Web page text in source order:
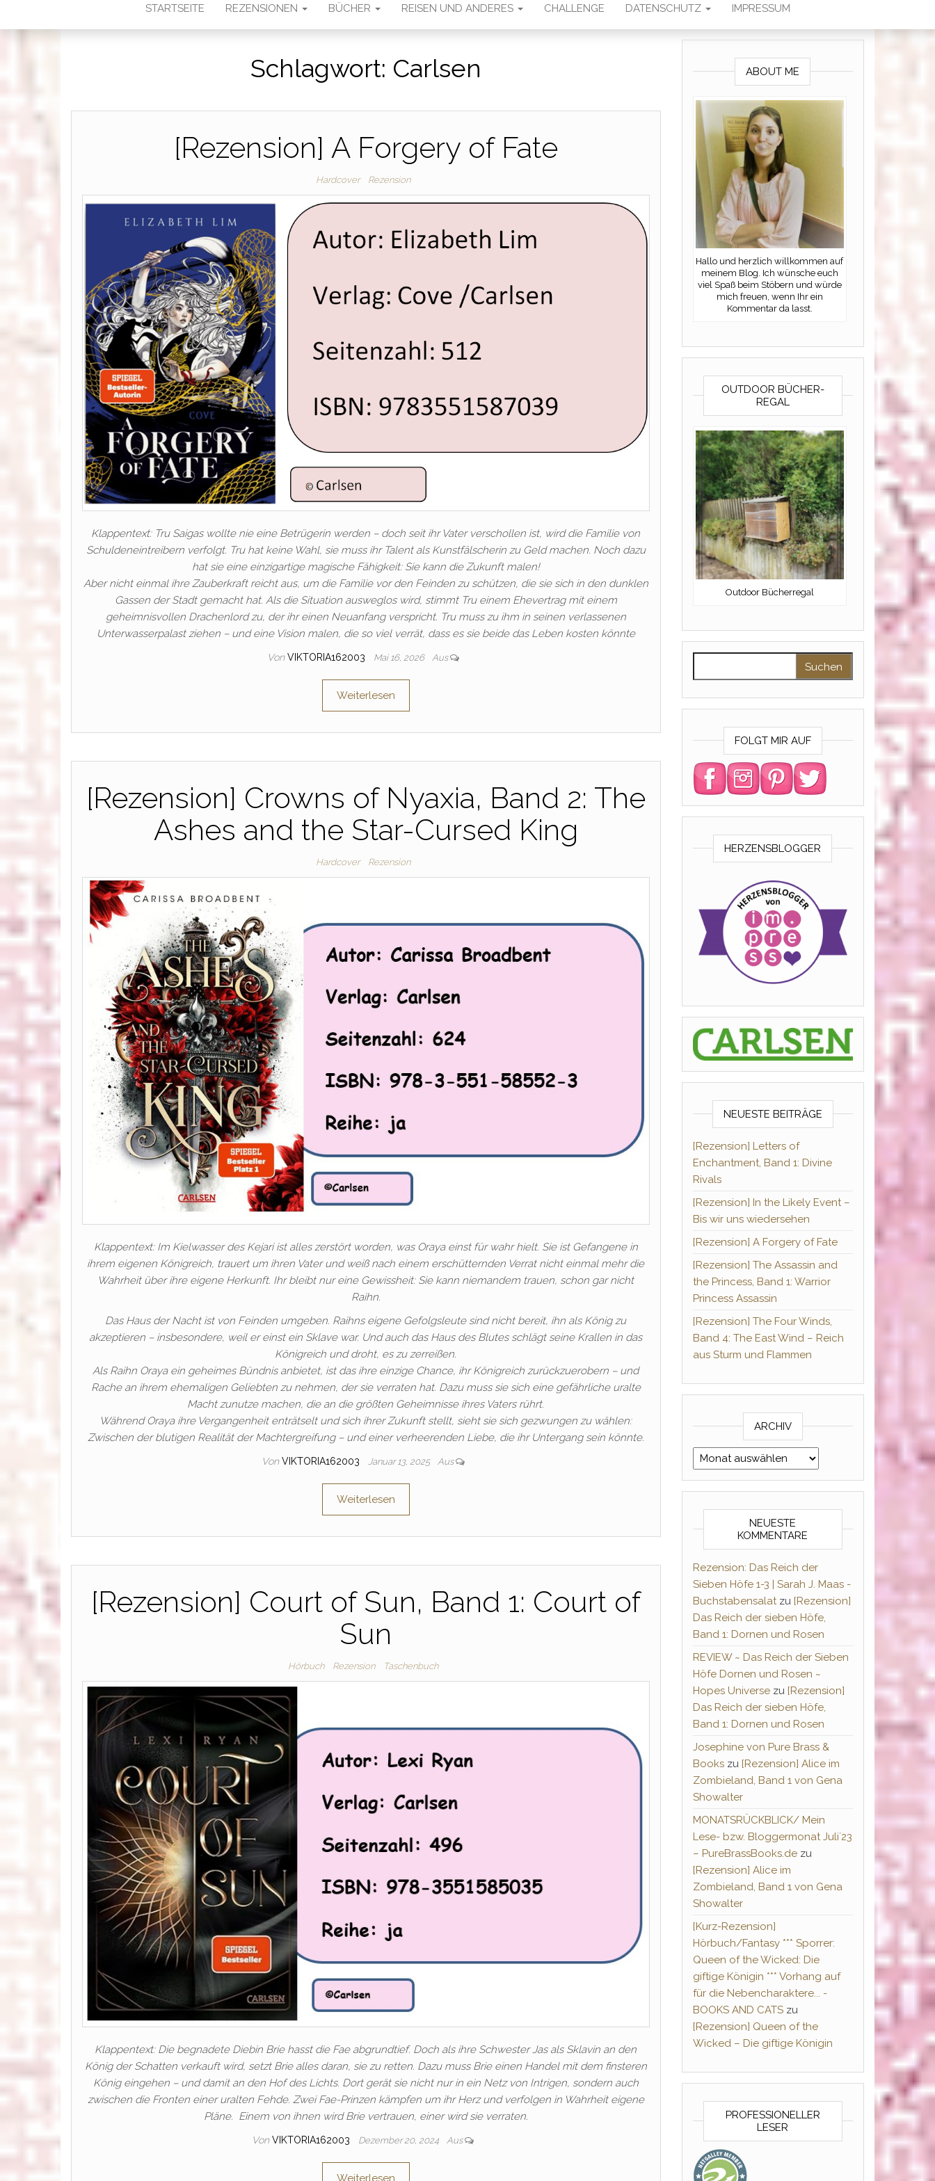
STARTSEITE REZENSIONEN BÜCHER REISEN UND ANDERES CHALLENGE DATENSCHUTZ IMPRESSUM
Schlagwort: Carlsen
[Rezension] A Forgery of Fate
Hardcover Rezension
Klappentext: Tru Saigas wollte nie eine Betrügerin werden – doch seit ihr Vater verschollen ist, wird die Familie von
Schuldeneintreibern verfolgt. Tru hat keine Wahl, sie muss ihr Talent als Kunstfälscherin zu Geld machen. Noch dazu
hat sie eine einzigartige magische Fähigkeit: Sie kann die Zukunft malen!
Aber nicht einmal ihre Zauberkraft reicht aus, um die Familie vor den Feinden zu schützen, die sie sich in den dunklen
Gassen der Stadt gemacht hat. Als die Situation ausweglos wird, stimmt Tru einem Ehevertrag mit einem
geheimnisvollen Drachenlord zu, der ihr einen Neuanfang verspricht. Tru muss zu ihm in seinen verlassenen
Unterwasserpalast ziehen – und eine Vision malen, die so viel verrät, dass es sie beide das Leben kosten könnte
Von VIKTORIA162003 Mai 16, 2026 Aus
Weiterlesen
[Rezension] Crowns of Nyaxia, Band 2: The
Ashes and the Star-Cursed King
Hardcover Rezension
Klappentext: Im Kielwasser des Kejari ist alles zerstört worden, was Oraya einst für wahr hielt. Sie ist Gefangene in
ihrem eigenen Königreich, trauert um ihren Vater und weiß nach einem erschütternden Verrat nicht einmal mehr die
Wahrheit über ihre eigene Herkunft. Ihr bleibt nur eine Gewissheit: Sie kann niemandem trauen, schon gar nicht
Raihn.
Das Haus der Nacht ist von Feinden umgeben. Raihns eigene Gefolgsleute sind nicht bereit, ihn als König zu
akzeptieren – insbesondere, weil er einst ein Sklave war. Und auch das Haus des Blutes schlägt seine Krallen in das
Königreich und droht, es zu zerreißen.
Als Raihn Oraya ein geheimes Bündnis anbietet, ist das ihre einzige Chance, ihr Königreich zurückzuerobern – und
Rache an ihrem ehemaligen Geliebten zu nehmen, der sie verraten hat. Dazu muss sie sich eine gefährliche uralte
Macht zunutze machen, die an die größten Geheimnisse ihres Vaters rührt.
Während Oraya ihre Vergangenheit enträtselt und sich ihrer Zukunft stellt, sieht sie sich gezwungen zu wählen:
Zwischen der blutigen Realität der Machtergreifung – und einer verheerenden Liebe, die ihr Untergang sein könnte.
Von VIKTORIA162003 Januar 13, 2025 Aus
Weiterlesen
[Rezension] Court of Sun, Band 1: Court of
Sun
Hörbuch Rezension Taschenbuch
Klappentext: Die begnadete Diebin Brie hasst die Fae abgrundtief. Doch als ihre Schwester Jas als Sklavin an den
König der Schatten verkauft wird, setzt Brie alles daran, sie zu retten. Dazu muss Brie einen Handel mit dem finsteren
König eingehen – und damit an den Hof des Lichts. Dort gerät sie nicht nur in ein Netz von Intrigen, sondern auch
zwischen die Fronten einer uralten Fehde. Zwei Fae-Prinzen kämpfen um ihr Herz und verfolgen in Wahrheit eigene
Pläne. Einem von ihnen wird Brie vertrauen, einer wird sie verraten.
Von VIKTORIA162003 Dezember 20, 2024 Aus
Weiterlesen
ABOUT ME
Hallo und herzlich willkommen auf
meinem Blog. Ich wünsche euch
viel Spaß beim Stöbern und würde
mich freuen, wenn Ihr ein
Kommentar da lasst.
OUTDOOR BÜCHER-
REGAL
Outdoor Bücherregal
FOLGT MIR AUF
HERZENSBLOGGER
NEUESTE BEITRÄGE
[Rezension] Letters of
Enchantment, Band 1: Divine
Rivals
[Rezension] In the Likely Event –
Bis wir uns wiedersehen
[Rezension] A Forgery of Fate
[Rezension] The Assassin and
the Princess, Band 1: Warrior
Princess Assassin
[Rezension] The Four Winds,
Band 4: The East Wind – Reich
aus Sturm und Flammen
ARCHIV
Archiv
NEUESTE
KOMMENTARE
Rezension: Das Reich der
Sieben Höfe 1-3 | Sarah J. Maas -
Buchstabensalatzu [Rezension]
Das Reich der sieben Höfe,
Band 1: Dornen und Rosen
REVIEW ~ Das Reich der Sieben
Höfe Dornen und Rosen ~
Hopes Universezu [Rezension]
Das Reich der sieben Höfe,
Band 1: Dornen und Rosen
Josephine von Pure Brass &
Bookszu [Rezension] Alice im
Zombieland, Band 1 von Gena
Showalter
MONATSRÜCKBLICK/ Mein
Lese- bzw. Bloggermonat Juli´23
– PureBrassBooks.dezu
[Rezension] Alice im
Zombieland, Band 1 von Gena
Showalter
[Kurz-Rezension]
Hörbuch/Fantasy *** Sporrer:
Queen of the Wicked: Die
giftige Königin *** Vorhang auf
für die Nebencharaktere... -
BOOKS AND CATSzu
[Rezension] Queen of the
Wicked – Die giftige Königin
PROFESSIONELLER
LESER